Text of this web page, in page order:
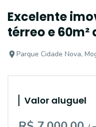
Excelente
térreo e 60m²
Parque Cidade Nova,
Valor aluguel